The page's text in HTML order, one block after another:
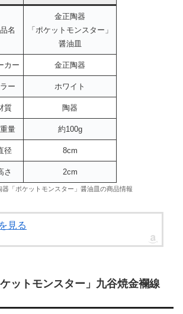
名
金正陶器
「ポケットモンスター」
醤油皿
カー 金正陶器
ー ホワイト
質 陶器
量 約100g
径 8cm
さ 2cm
「ポケットモンスター」醤油皿の商品情報
見る
ットモンスター」九谷焼金襴線